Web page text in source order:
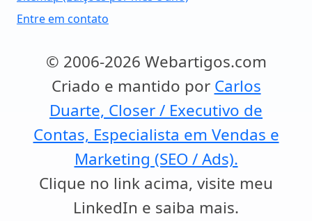
Entre em contato
© 2006-2026 Webartigos.com
Criado e mantido por Carlos
Duarte, Closer / Executivo de
Contas, Especialista em Vendas e
Marketing (SEO / Ads).
Clique no link acima, visite meu
LinkedIn e saiba mais.